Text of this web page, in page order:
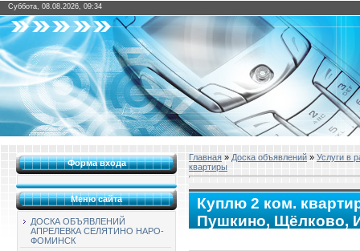
Суббота, 08.08.2026, 09:34
Форма входа
Меню сайта
ДОСКА ОБЪЯВЛЕНИЙ
АПРЕЛЕВКА СЕЛЯТИНО НАРО-
ФОМИНСК
Главная » Доска объявлений » Услуги в
квартиры
Куплю 2 ком.
Пушкино, Щёлково,